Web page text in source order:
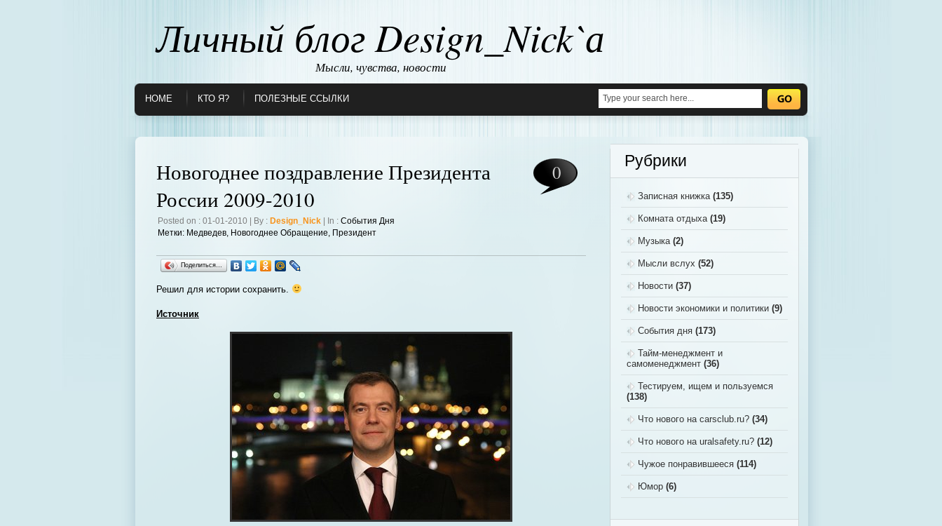
Личный блог Design_Nick`а
Мысли, чувства, новости
HOME КТО Я? ПОЛЕЗНЫЕ ССЫЛКИ
Новогоднее поздравление Президента
России 2009-2010
Posted on : 01-01-2010 | By : Design_Nick | In : События Дня
Метки: Медведев, Новогоднее Обращение, Президент
0
Поделиться…
Решил для истории сохранить.
Источник
Рубрики
Записная книжка(135)
Комната отдыха(19)
Музыка(2)
Мысли вслух (52)
Новости (37)
Новости экономики и политики (9)
События дня (173)
Тайм-менеджмент и
самоменеджмент (36)
Тестируем, ищем и пользуемся
(138)
Что нового на carsclub.ru? (34)
Что нового на uralsafety.ru? (12)
Чужое понравившееся (114)
Юмор (6)